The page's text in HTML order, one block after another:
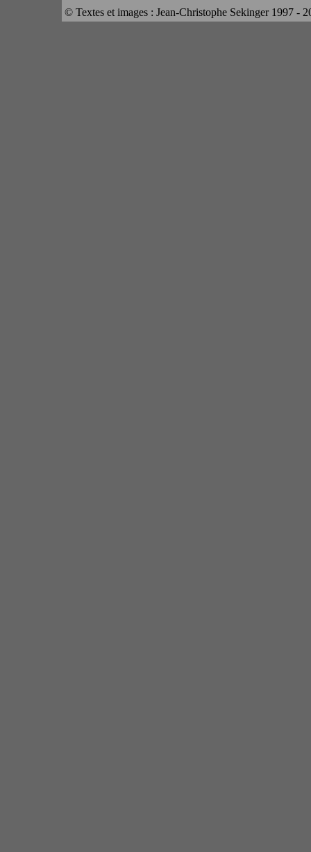
© Textes et images : Jean-Christophe Sekinger 1997 -